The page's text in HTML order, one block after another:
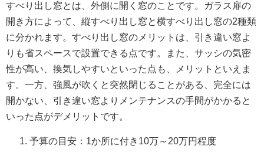
すべり出し窓とは、外側に開く窓のことです。ガラス扉の
開き方によって、縦すべり出し窓と横すべり出し窓の2種類
に分かれます。すべり出し窓のメリットは、引き違い窓よ
りも省スペースで設置できる点です。また、サッシの気密
性が高い、換気しやすいといった点も、メリットといえま
す。一方、強風が吹くと突然閉じることがある、完全には
開かない、引き違い窓よりメンテナンスの手間がかかると
いった点がデメリットです。
予算の目安：1か所に付き10万～20万円程度